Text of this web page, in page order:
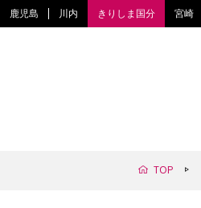
鹿児島 川内 きりしま国分 宮崎
TOP